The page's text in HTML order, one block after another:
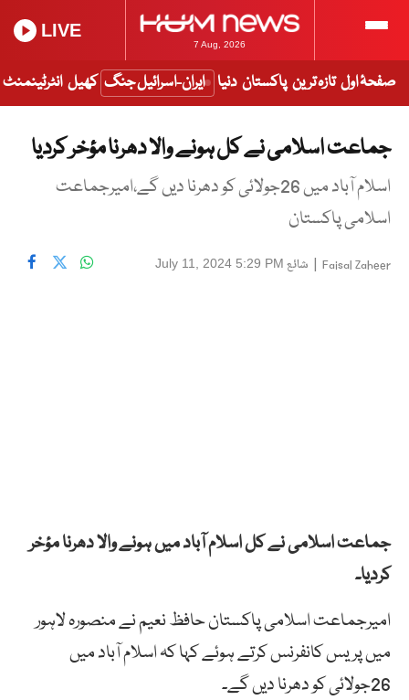
7 Aug, 2026
LIVE
صفحۂ اول تازہ ترین پاکستان دنیا ایران-اسرائیل جنگ کھیل انٹرٹینمنٹ
جماعت اسلامی نے کل ہونے والا دھرنا مؤخر کردیا
اسلام آباد میں 26جولائی کو دھرنا دیں گے،امیرجماعت
اسلامی پاکستان
Faisal Zaheer
| شائع July 11, 2024 5:29 PM
جماعت اسلامی نے کل اسلام آباد میں ہونے والا دھرنا مؤخر
کردیا۔
امیرجماعت اسلامی پاکستان حافظ نعیم نے منصورہ لاہور
میں پریس کانفرنس کرتے ہوئے کہا کہ اسلام آباد میں
26جولائی کو دھرنا دیں گے۔